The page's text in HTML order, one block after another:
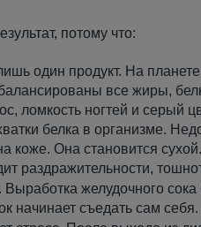
потому что:
один продукт. На планете
все жиры,
ломкость ногтей и серый
белка в организме.
коже. Она становится
раздражительности,
Выработка желудочного
начинает съедать сам себя.